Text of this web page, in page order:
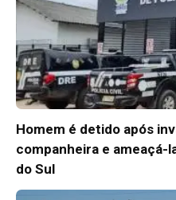
Homem é detido após
companheira e ameaçá-
do Sul